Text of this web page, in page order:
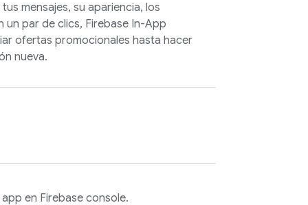
mensajes, su apariencia, los
un par de clics, Firebase In-App
ofertas promocionales hasta hacer
nueva.
en Firebase console.